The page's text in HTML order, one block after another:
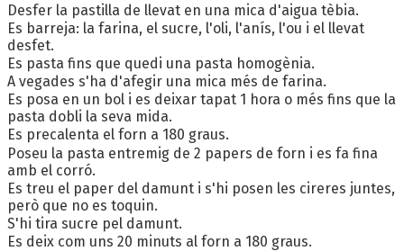
Desfer la pastilla de llevat en una mica d'aigua tèbia.
Es barreja: la farina, el sucre, l'oli, l'anís, l'ou i el llevat
desfet.
Es pasta fins que quedi una pasta homogènia.
A vegades s'ha d'afegir una mica més de farina.
Es posa en un bol i es deixar tapat 1 hora o més fins que la
pasta dobli la seva mida.
Es precalenta el forn a 180 graus.
Poseu la pasta entremig de 2 papers de forn i es fa fina
amb el corró.
Es treu el paper del damunt i s'hi posen les cireres juntes,
però que no es toquin.
S'hi tira sucre pel damunt.
Es deix com uns 20 minuts al forn a 180 graus.